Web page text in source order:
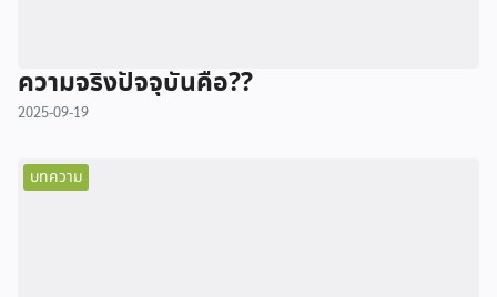
ความจริงปัจจุบันคือ??
2025-09-19
บทความ